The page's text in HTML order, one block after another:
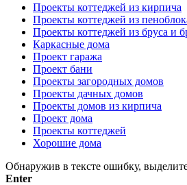
Проекты коттеджей из кирпича
Проекты коттеджей из
Проекты коттеджей из бруса и
Каркасные дома
Проект гаража
Проект бани
Проекты загородных домов
Проекты дачных домов
Проекты домов из кирпича
Проект дома
Проекты коттеджей
Хорошие дома
Обнаружив в тексте ошибку,
Enter